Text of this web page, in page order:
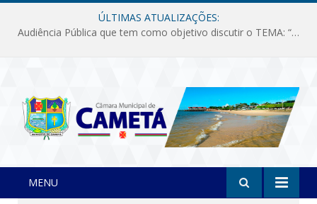
ÚLTIMAS ATUALIZAÇÕES:
Audiência Pública que tem como objetivo discutir o TEMA: “Fornecimento de Energia Elétrica em Debate: Tarifas, Qualidade e Atendimento dos Serviços”
MENU